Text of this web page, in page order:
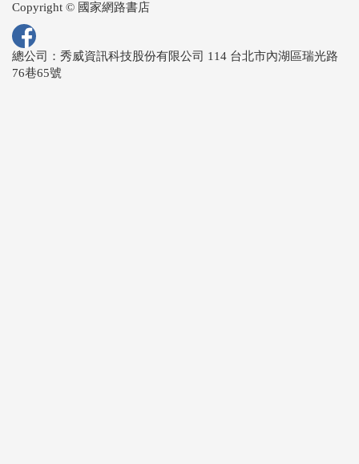
Copyright © 國家網路書店
總公司：秀威資訊科技股份有限公司 114 台北市內湖區瑞光路
76巷65號